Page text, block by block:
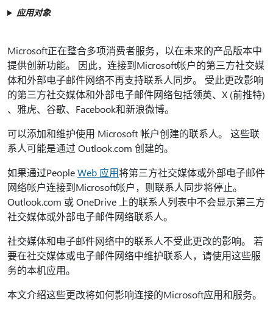
应用对象
Microsoft正在整合多项消费者服务，以在未来的产品版本中
提供创新功能。 因此，连接到Microsoft帐户的第三方社交媒
体和外部电子邮件网络不再支持联系人同步。 受此更改影响
的第三方社交媒体和外部电子邮件网络包括领英、X (前推特)
、雅虎、谷歌、Facebook和新浪微博。
可以添加和维护使用 Microsoft 帐户创建的联系人。 这些联
系人可能是通过 Outlook.com 创建的。
如果通过PeopleWeb 应用将第三方社交媒体或外部电子邮件
网络帐户连接到Microsoft帐户，则联系人同步将停止。
Outlook.com 或 OneDrive 上的联系人列表中不会显示第三方
社交媒体或外部电子邮件网络联系人。
社交媒体和电子邮件网络中的联系人不受此更改的影响。 若
要在社交媒体或电子邮件网络中维护联系人，请使用这些服
务的本机应用。
本文介绍这些更改将如何影响连接的Microsoft应用和服务。